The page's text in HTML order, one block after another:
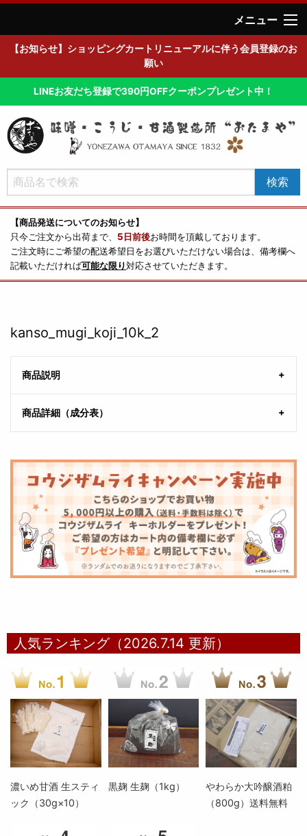
メニュー
【お知らせ】ショッピングカートリニューアルに伴う会員登録のお
願い
LINEお友だち登録で390円OFFクーポンプレゼント中！
【商品発送についてのお知らせ】
只今ご注文から出荷まで、 5日前後お時間を頂戴しております。
ご注文時にご希望の配送希望日をお選びいただけない場合は、備考欄へ
記載いただければ可能な限り対応させていただきます。
kanso_mugi_koji_10k_2
商品説明
商品詳細（成分表）
人気ランキング（2026.7.14 更新）
濃いめ甘酒 生スティ
ック（30g×10）
黒麹 生麹（1kg）
やわらか大吟醸酒粕
（800g）送料無料